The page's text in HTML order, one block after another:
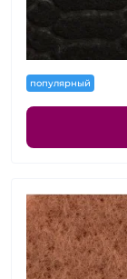
популярный